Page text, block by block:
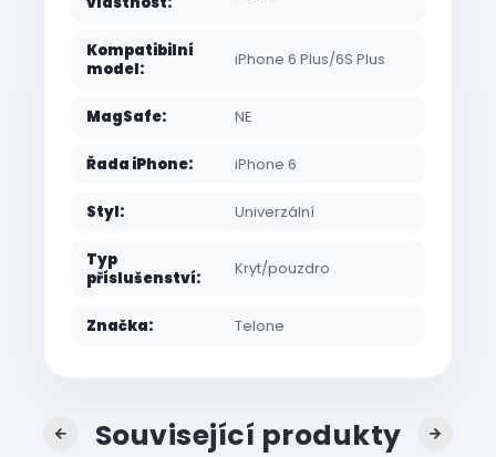
Kompatibilní
model: iPhone 6 Plus/6S Plus
MagSafe: NE
Řada iPhone: iPhone 6
Styl: Univerzální
Typ
příslušenství: Kryt/pouzdro
Značka: Telone
Související produkty
Previous Next